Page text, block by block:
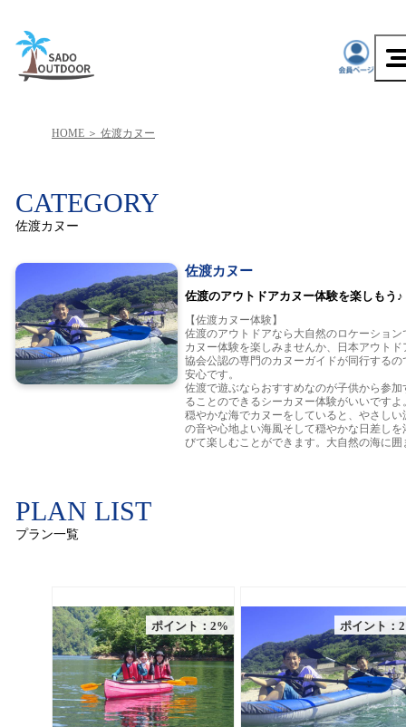
HOME 佐渡カヌー
CATEGORY
佐渡カヌー
佐渡カヌー
佐渡のアウトドアカヌー体験を楽しもう♪
【佐渡カヌー体験】
佐渡のアウトドアなら大自然のロケーション
カヌー体験を楽しみませんか、日本アウトド
協会公認の専門のカヌーガイドが同行するの
安心です。
佐渡で遊ぶならおすすめなのが子供から参加
ることのできるシーカヌー体験がいいですよ
穏やかな海でカヌーをしていると、やさしい
の音や心地よい海風そして穏やかな日差しを
びて楽しむことができます。大自然の海に囲
PLAN LIST
プラン一覧
ポイント：2% ポイント：